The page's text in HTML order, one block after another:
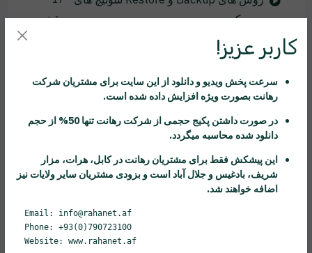
سیسکو
دقیقه
راه اندازی Telnet و SSH
راه اندازی Port Security 24 دقیقه
آشنائی با مفاهیم VLAN 17 دقیقه
آشنائی با اینترفیس های Trunk
پروتکل DTP
21 دقیقه
کاربر عزیز!
سرعت پخش ویدیو و دانلود از این سایت برای مشتریان شرکت
رهانت بصورت ویژه افزایش داده شده است.
در صورت داشتن پکیج حجمی از شرکت رهانت
تنها 50% از حجم
دانلود شده محاسبه میگردد.
این پیشکش فقط برای مشتریان رهانت در کابل، هرات، مزار
شریف، بادغیس و جلال آباد است و بزودی مشتریان سایر ولایات نیز
اضافه خواهند شد.
Email: info@rahanet.af
Phone: +93(0)790723100
Website: www.rahanet.af